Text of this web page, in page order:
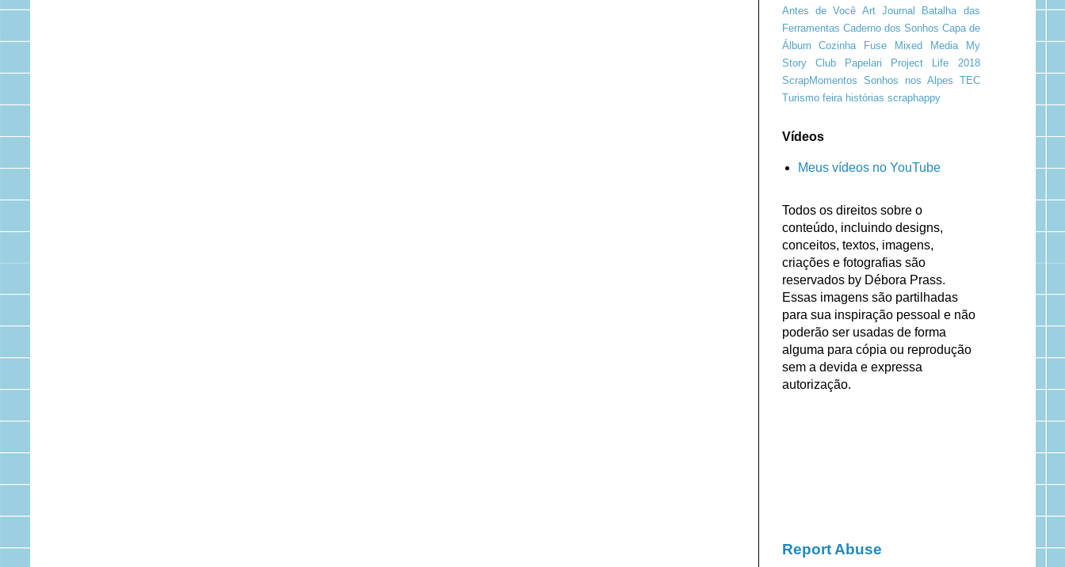
Antes de Você Art Journal
Batalha das
Ferramentas Caderno dos Sonhos Capa de
Álbum
Cozinha Fuse Mixed Media
My
Story Club
Papelari
Project Life 2018
ScrapMomentos Sonhos nos Alpes TEC
Turismo feira histórias scraphappy
Vídeos
Meus vídeos no YouTube
Todos os direitos sobre o
conteúdo, incluindo designs,
conceitos, textos, imagens,
criações e fotografias são
reservados by Débora Prass.
Essas imagens são partilhadas
para sua inspiração pessoal e não
poderão ser usadas de forma
alguma para cópia ou reprodução
sem a devida e expressa
autorização.
Report Abuse